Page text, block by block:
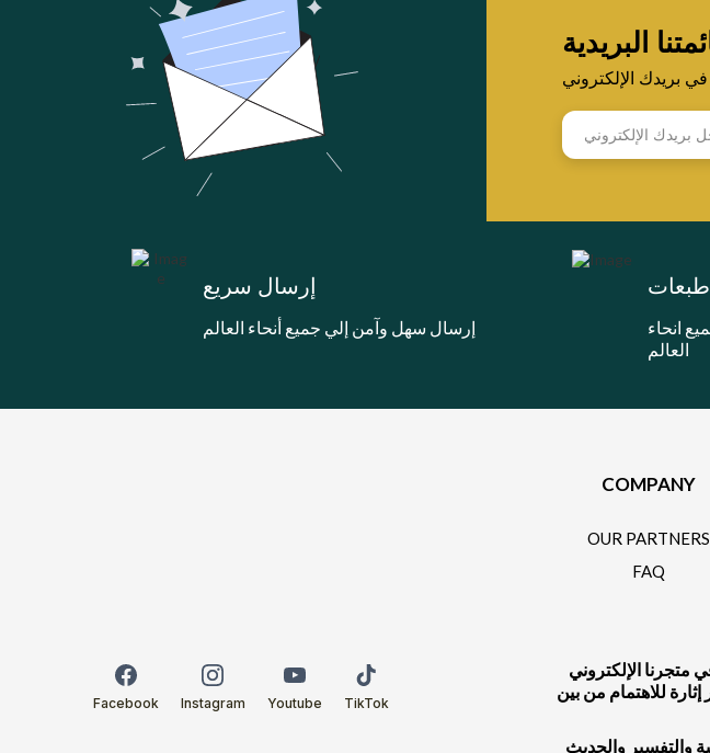
البريدية
بريدك الإلكتروني
إرسال سريع
إرسال سهل وآمن إلي جميع أنحاء العالم
انحاء
العالم
Facebook Instagram Youtube TikTok
COMPANY
OUR PARTNERS
FAQ
متجرنا الإلكتروني
للاهتمام من بين
والتفسير والحديث